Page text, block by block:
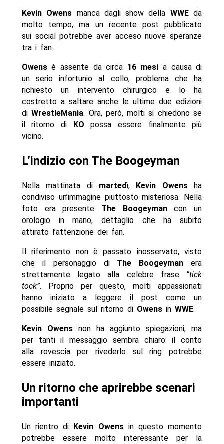
Kevin Owens manca dagli show della WWEda
molto tempo, ma un recente post pubblicato
sui social potrebbe aver acceso nuove speranze
tra i fan.
Owensè assente da circa 16 mesi a causa di
un serio infortunio al collo, problema che ha
richiesto un intervento chirurgico e lo ha
costretto a saltare anche le ultime due edizioni
diWrestleMania. Ora, però, molti si chiedono se
il ritorno di KO possa essere finalmente più
vicino.
L’indizio con The Boogeyman
Nella mattinata di martedì, Kevin Owensha
condiviso un’immagine piuttosto misteriosa. Nella
foto era presente The Boogeymancon un
orologio in mano, dettaglio che ha subito
attirato l’attenzione dei fan.
Il riferimento non è passato inosservato, visto
che il personaggio di The Boogeyman era
strettamente legato alla celebre frase “tick
tock”. Proprio per questo, molti appassionati
hanno iniziato a leggere il post come un
possibile segnale sul ritorno di Owensin WWE.
Kevin Owensnon ha aggiunto spiegazioni, ma
per tanti il messaggio sembra chiaro: il conto
alla rovescia per rivederlo sul ring potrebbe
essere iniziato.
Un ritorno che aprirebbe scenari
importanti
Un rientro di Kevin Owensin questo momento
potrebbe essere molto interessante per la